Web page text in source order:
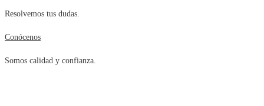
Resolvemos tus dudas.
Conócenos
Somos calidad y confianza.